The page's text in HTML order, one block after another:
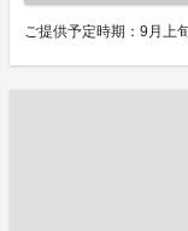
ご提供予定時期：9月上